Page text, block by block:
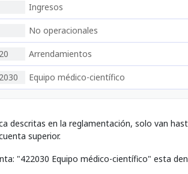
Ingresos
No operacionales
Arrendamientos
Equipo médico-científico
descritas en la reglamentación, solo van
superior.
"422030 Equipo médico-científico" esta